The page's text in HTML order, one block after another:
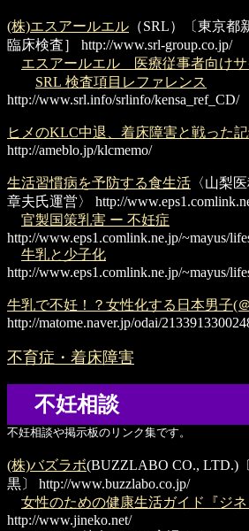
(株)エスアールエル （SRL）〔東京
臨床検査］
http://www.srl-group.co.jp/
エスアールエル 医療従事者向けサ
SRL 検査項目レファレンス
http://www.srl.info/srlinfo/kensa_ref_CD/
ヒメのKLC中退、着床障害と戦った
http://ameblo.jp/klcmemo/
生活習慣病を予防する食生活 〈山梨
章夫氏運営〉
http://
官製国策乳害 ー 不妊症
http://www.eps1.comlink.ne.jp/~mayus/
牛乳と少子化
http://www.eps1.comlink.ne.jp/~mayus/
牛乳で不妊！？女性化する日本男子(
http://matome.naver.jp/odai/
不育症・着床障害
不妊相談
不妊相談や掲示板のリンク集です。
(株)バズラボ(BUZZLABO CO., LTD.)
黒〕
http://www.buzzlabo.co.jp/
女性のための健康生活ガイド『ジネ
http://www.jineko.net/